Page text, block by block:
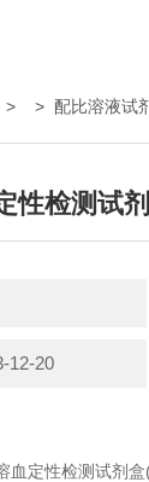
> > 配比溶液试
性检测试
12-20
血定性检测试剂